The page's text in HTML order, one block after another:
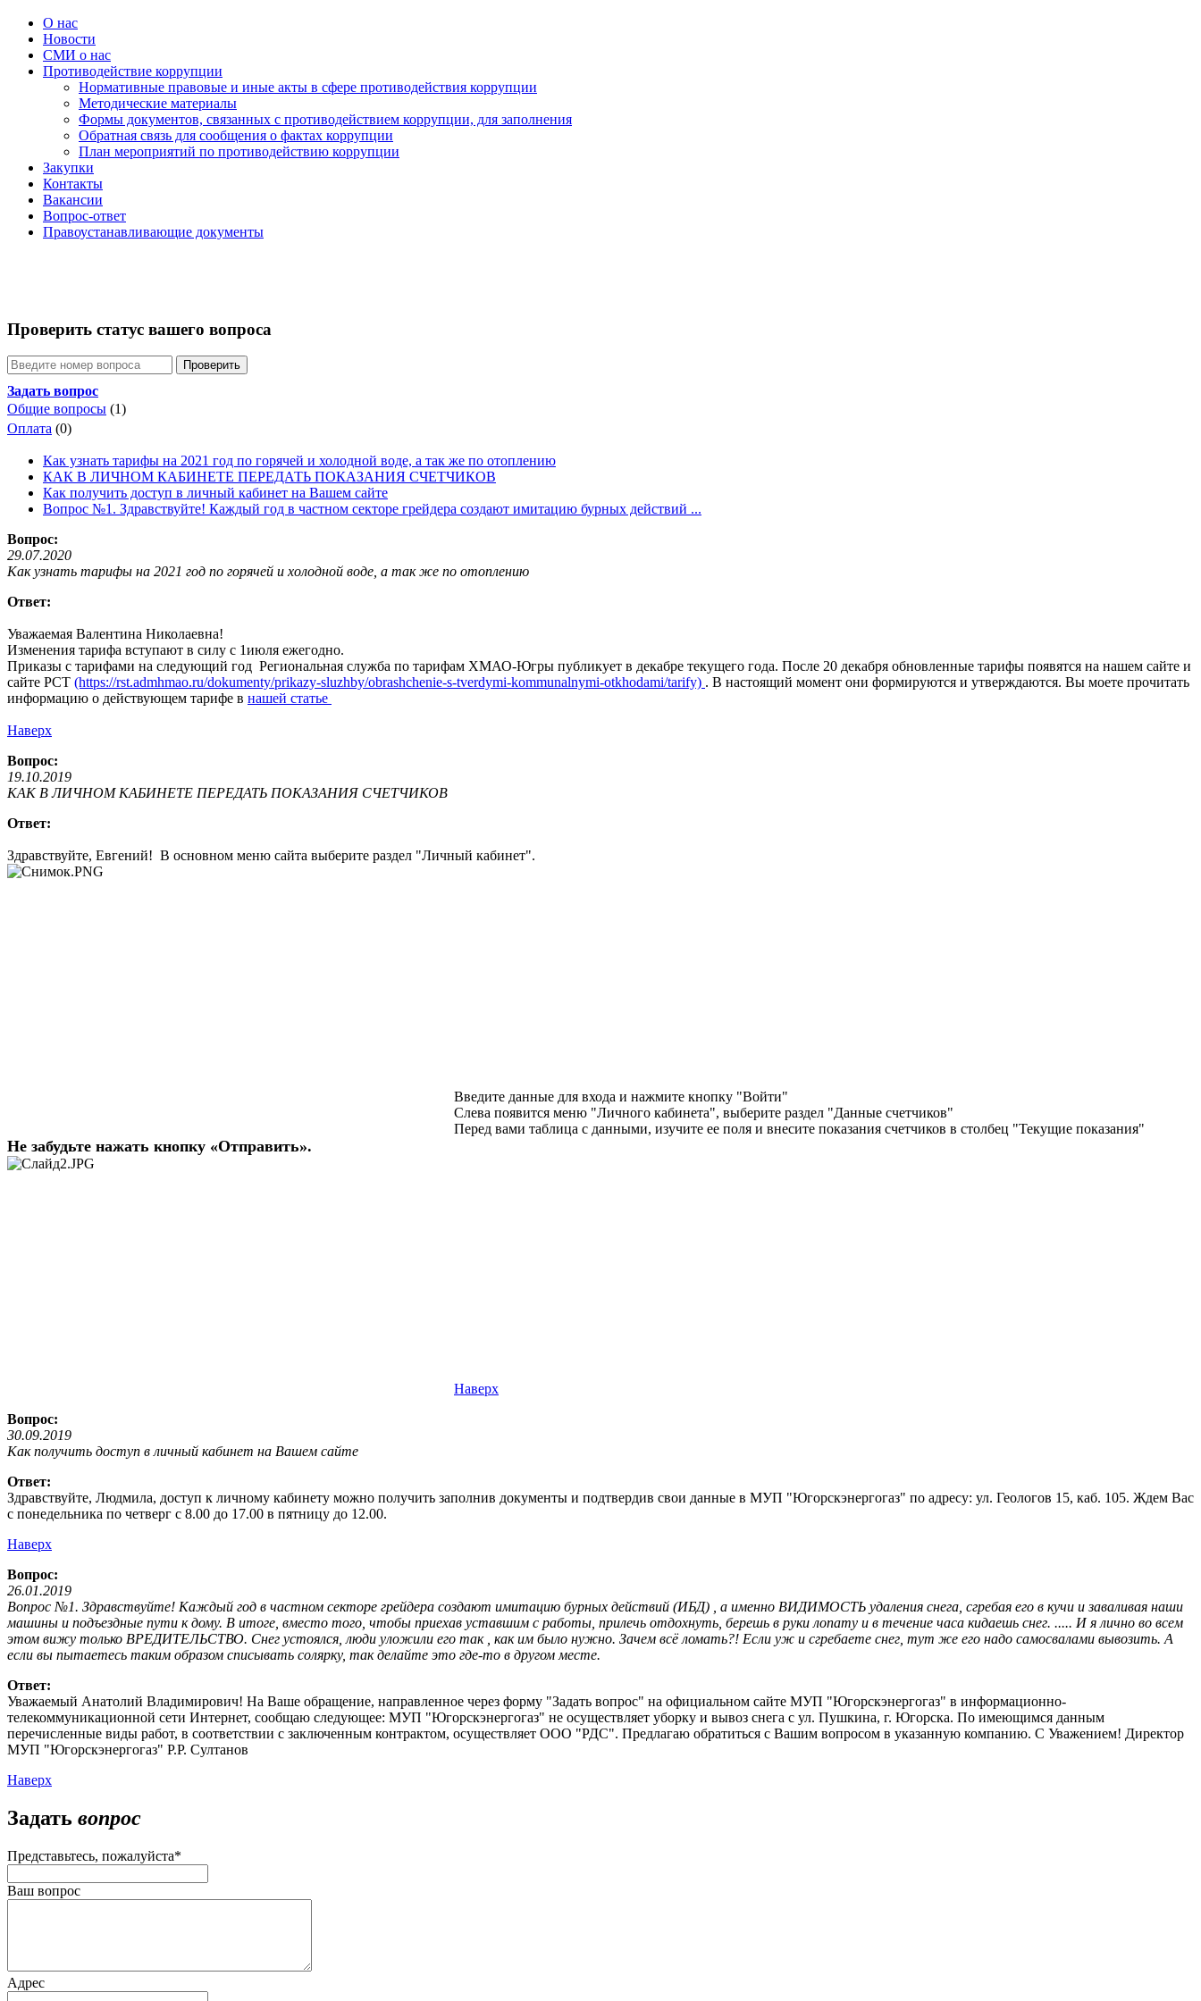
О нас
Новости
СМИ о нас
Противодействие коррупции
Нормативные правовые и иные акты в сфере противодействия коррупции
Методические материалы
Формы документов, связанных с противодействием коррупции, для заполнения
Обратная связь для сообщения о фактах коррупции
План мероприятий по противодействию коррупции
Закупки
Контакты
Вакансии
Вопрос-ответ
Правоустанавливающие документы
Проверить статус вашего вопроса
Проверить
Задать вопрос
Общие вопросы (1)
Оплата (0)
Как узнать тарифы на 2021 год по горячей и холодной воде, а так же по отоплению
КАК В ЛИЧНОМ КАБИНЕТЕ ПЕРЕДАТЬ ПОКАЗАНИЯ СЧЕТЧИКОВ
Как получить доступ в личный кабинет на Вашем сайте
Вопрос №1. Здравствуйте! Каждый год в частном секторе грейдера создают имитацию бурных действий ...
Вопрос:
29.07.2020
Как узнать тарифы на 2021 год по горячей и холодной воде, а так же по отоплению
Ответ:
Уважаемая Валентина Николаевна!
Изменения тарифа вступают в силу с 1июля ежегодно.
Приказы с тарифами на следующий год Региональная служба по тарифам ХМАО-Югры публикует в декабре текущего года. После 20 декабря обновленные тарифы появятся на нашем сайте и
сайте РСТ (https://rst.admhmao.ru/dokumenty/prikazy-sluzhby/obrashchenie-s-tverdymi-kommunalnymi-otkhodami/tarify) . В настоящий момент они формируются и утверждаются. Вы моете прочитать
информацию о действующем тарифе в нашей статье
Наверх
Вопрос:
19.10.2019
КАК В ЛИЧНОМ КАБИНЕТЕ ПЕРЕДАТЬ ПОКАЗАНИЯ СЧЕТЧИКОВ
Ответ:
Здравствуйте, Евгений! В основном меню сайта выберите раздел "Личный кабинет".
Введите данные для входа и нажмите кнопку "Войти"
Слева появится меню "Личного кабинета", выберите раздел "Данные счетчиков"
Перед вами таблица с данными, изучите ее поля и внесите показания счетчиков в столбец "Текущие показания"
Не забудьте нажать кнопку «Отправить».
Наверх
Вопрос:
30.09.2019
Как получить доступ в личный кабинет на Вашем сайте
Ответ:
Здравствуйте, Людмила, доступ к личному кабинету можно получить заполнив документы и подтвердив свои данные в МУП "Югорскэнергогаз" по адресу: ул. Геологов 15, каб. 105. Ждем Вас
с понедельника по четверг с 8.00 до 17.00 в пятницу до 12.00.
Наверх
Вопрос:
26.01.2019
Вопрос №1. Здравствуйте! Каждый год в частном секторе грейдера создают имитацию бурных действий (ИБД) , а именно ВИДИМОСТЬ удаления снега, сгребая его в кучи и заваливая наши
машины и подъездные пути к дому. В итоге, вместо того, чтобы приехав уставшим с работы, прилечь отдохнуть, берешь в руки лопату и в течение часа кидаешь снег. ..... И я лично во всем
этом вижу только ВРЕДИТЕЛЬСТВО. Снег устоялся, люди уложили его так , как им было нужно. Зачем всё ломать?! Если уж и сгребаете снег, тут же его надо самосвалами вывозить. А
если вы пытаетесь таким образом списывать солярку, так делайте это где-то в другом месте.
Ответ:
Уважаемый Анатолий Владимирович! На Ваше обращение, направленное через форму "Задать вопрос" на официальном сайте МУП "Югорскэнергогаз" в информационно-
телекоммуникационной сети Интернет, сообщаю следующее: МУП "Югорскэнергогаз" не осуществляет уборку и вывоз снега с ул. Пушкина, г. Югорска. По имеющимся данным
перечисленные виды работ, в соответствии с заключенным контрактом, осуществляет ООО "РДС". Предлагаю обратиться с Вашим вопросом в указанную компанию. С Уважением! Директор
МУП "Югорскэнергогаз" Р.Р. Султанов
Наверх
Задать вопрос
Представьтесь, пожалуйста*
Ваш вопрос
Адрес